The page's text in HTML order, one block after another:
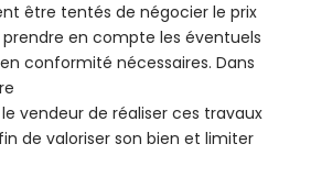
être tentés de négocier le prix
en compte les éventuels
conformité nécessaires. Dans
vendeur de réaliser ces travaux
de valoriser son bien et limiter